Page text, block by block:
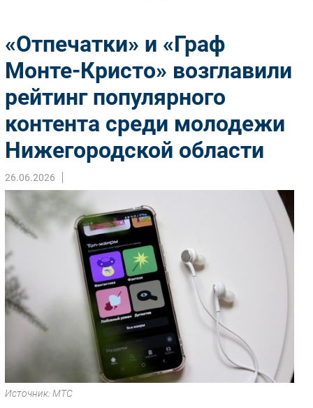
Импорто­замещение
Автоматизация Промышленности
Интернет
Фиксированная связь
Интеграция
Рынок ПК
Маркетинг
Торговые сети
Оборудование
Outsourcing
Регулирование
Финансы
Инновации
«Отпечатки» и «Граф
Монте-Кристо» возглавили
рейтинг популярного
контента среди молодежи
Нижегородской области
26.06.2026
Источник: МТС